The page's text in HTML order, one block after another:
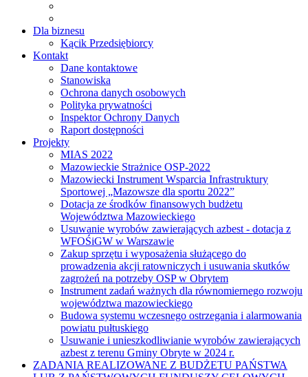
Dla biznesu
Kącik Przedsiębiorcy
Kontakt
Dane kontaktowe
Stanowiska
Ochrona danych osobowych
Polityka prywatności
Inspektor Ochrony Danych
Raport dostępności
Projekty
MIAS 2022
Mazowieckie Strażnice OSP-2022
Mazowiecki Instrument Wsparcia Infrastruktury
Sportowej „Mazowsze dla sportu 2022”
Dotacja ze środków finansowych budżetu
Województwa Mazowieckiego
Usuwanie wyrobów zawierających azbest - dotacja z
WFOŚiGW w Warszawie
Zakup sprzętu i wyposażenia służącego do
prowadzenia akcji ratowniczych i usuwania skutków
zagrożeń na potrzeby OSP w Obrytem
Instrument zadań ważnych dla równomiernego rozwoju
województwa mazowieckiego
Budowa systemu wczesnego ostrzegania i alarmowania
powiatu pułtuskiego
Usuwanie i unieszkodliwianie wyrobów zawierających
azbest z terenu Gminy Obryte w 2024 r.
ZADANIA REALIZOWANE Z BUDŻETU PAŃSTWA